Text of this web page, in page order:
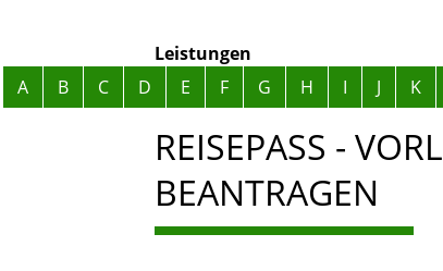
Leistungen
Alphabetisches Register
A B C D E F G H I J K
REISEPASS -
BEANTRAGEN